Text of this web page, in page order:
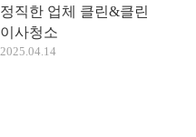
정직한 업체 클린&클린
이사청소
2025.04.14